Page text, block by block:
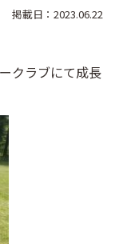
掲載日：2023.06.22
クラブにて成長